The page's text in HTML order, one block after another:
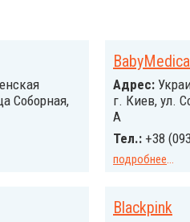
Соборная,
Адрес:
г. Киев, ул.
А
Тел.: +38
подробнее...
Blackpink